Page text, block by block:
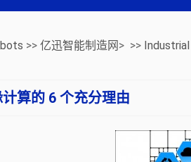
>> 亿迅智能制造网> >>
算的 6 个充分理由